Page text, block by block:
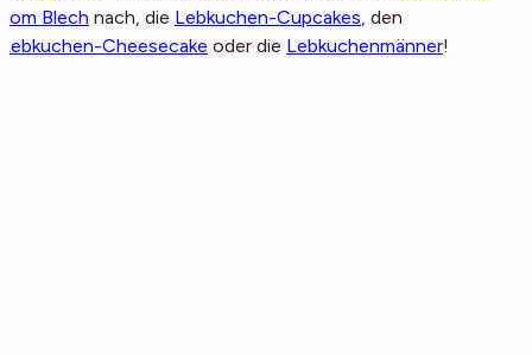
vom Blech nach, die Lebkuchen-Cupcakes, den
Lebkuchen-Cheesecake oder die Lebkuchenmänner!